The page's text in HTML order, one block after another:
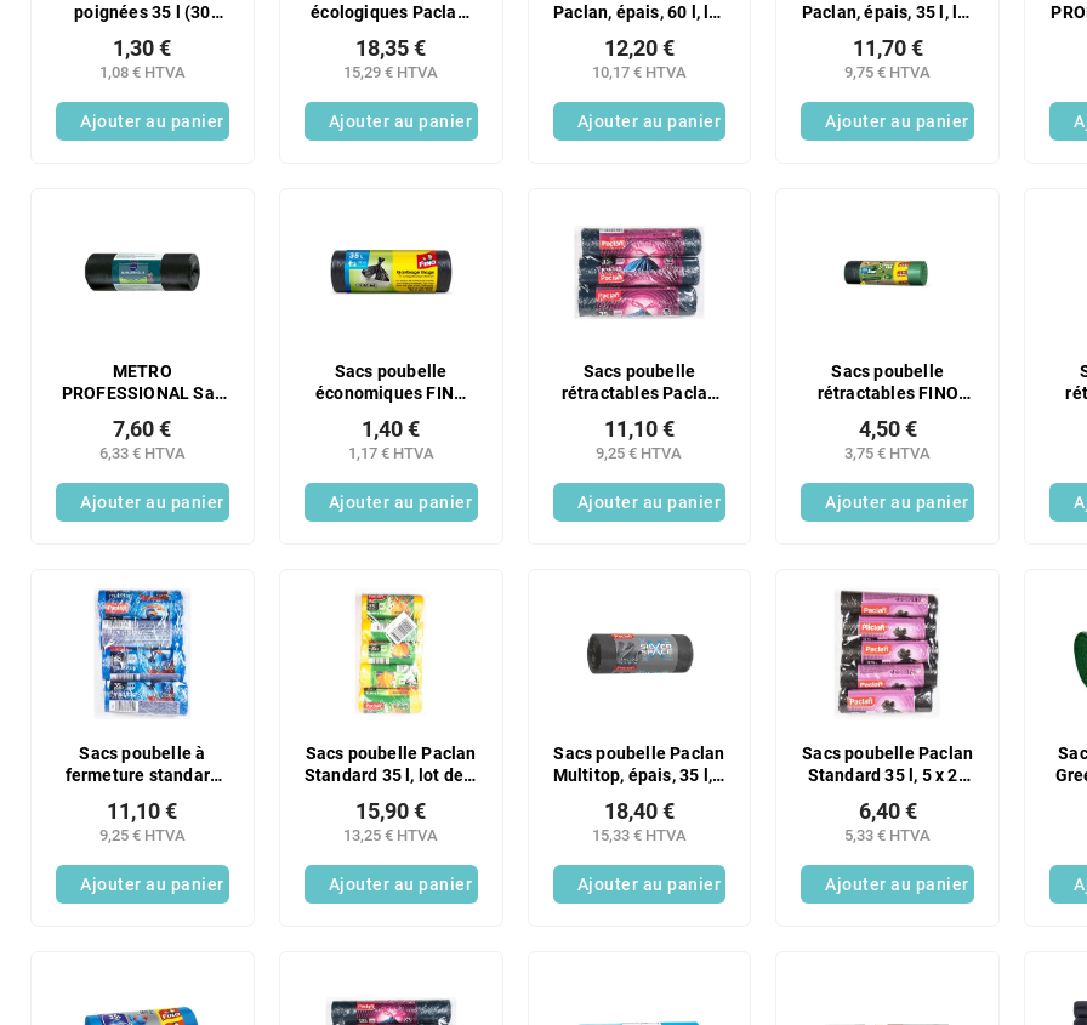
poignées 35 l (30
1,08 € HTVA
1,30 €
Ajouter au panier
écologiques Paclan,
unités
15,29 € HTVA
18,35 €
Ajouter au panier
Paclan, épais, 60 l, lot
10,17 € HTVA
12,20 €
Ajouter au panier
Paclan, épais, 35 l, lot
9,75 € HTVA
11,70 €
Ajouter au panier
METRO
PROFESSIONAL Sac
l, lot de 5 x 20 pièces
6,33 € HTVA
7,60 €
Ajouter au panier
Sacs poubelle
économiques FINO
1,17 € HTVA
1,40 €
Ajouter au panier
Sacs poubelle
rétractables Paclan
35 L, paquet de 3 x 15
unités
9,25 € HTVA
11,10 €
Ajouter au panier
Sacs poubelle
rétractables FINO
résistants 35 L, lot de
15
3,75 € HTVA
4,50 €
Ajouter au panier
Sacs poubelle à
fermeture standard
9,25 € HTVA
11,10 €
Ajouter au panier
Sacs poubelle Paclan
Standard 35 l, lot de 5
13,25 € HTVA
15,90 €
Ajouter au panier
Sacs poubelle Paclan
Multitop, épais, 35 l, 4
15,33 € HTVA
18,40 €
Ajouter au panier
Sacs poubelle Paclan
Standard 35 l, 5 x 20
5,33 € HTVA
6,40 €
Ajouter au panier